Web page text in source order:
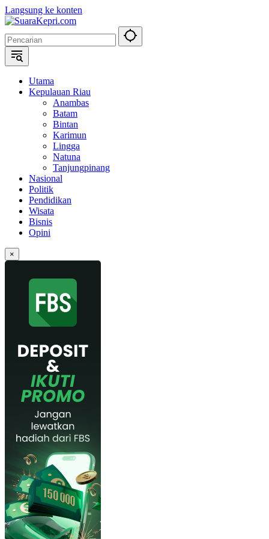
Langsung ke konten
Utama
Kepulauan Riau
Anambas
Batam
Bintan
Karimun
Lingga
Natuna
Tanjungpinang
Nasional
Politik
Pendidikan
Wisata
Bisnis
Opini
×